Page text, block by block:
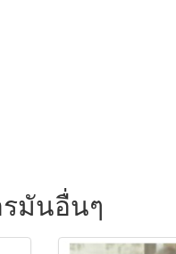
มันอื่นๆ